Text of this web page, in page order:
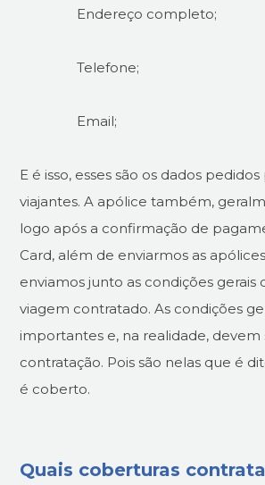
Endereço completo;
Telefone;
Email;
E é isso, esses são os dados
viajantes. A apólice também,
logo após a confirmação de
Card, além de enviarmos as
enviamos junto as condições gerais
viagem contratado. As condições
importantes e, na realidade, devem
contratação. Pois são nelas que é
é coberto.
Quais coberturas